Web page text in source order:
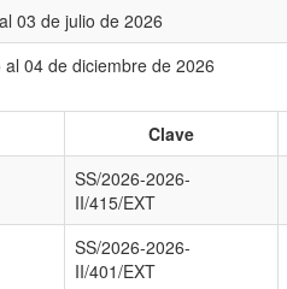
03 de julio de 2026
04 de diciembre de 2026
Clave
SS/2026-2026-
II/415/EXT
SS/2026-2026-
II/401/EXT